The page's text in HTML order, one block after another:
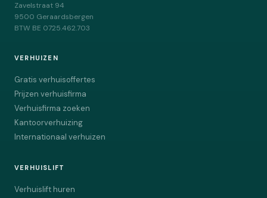
Zavelstraat 94
9500 Geraardsbergen
BTW BE 0725.462.703
VERHUIZEN
Gratis verhuisoffertes
Prijzen verhuisfirma
Verhuisfirma zoeken
Kantoorverhuizing
Internationaal verhuizen
VERHUISLIFT
Verhuislift huren